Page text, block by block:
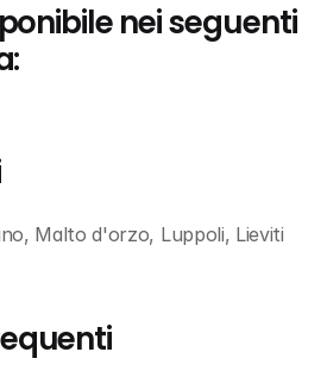
nei seguenti
Malto d'orzo, Luppoli, Lieviti